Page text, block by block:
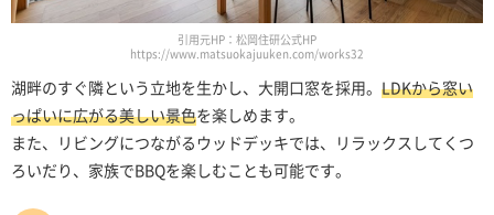
引用元HP：松岡住研公式HP
https://www.matsuokajuuken.com/works32
湖畔のすぐ隣という立地を生かし、大開口窓を採用。 LDKから窓い
っぱいに広がる美しい景色を楽しめます。
また、リビングにつながるウッドデッキでは、リラックスしてくつ
ろいだり、家族でBBQを楽しむことも可能です。